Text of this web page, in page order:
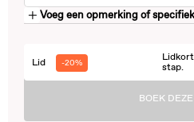
Voeg een opmerking of
Lid -20%
stap.
BOEK